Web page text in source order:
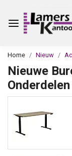
Home Nieuw
Nieuwe
Onderdelen